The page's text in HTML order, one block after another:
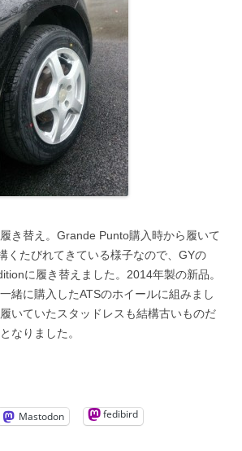
き替え。Grande Punto購入時から履いて
くたびれてきている様子なので、GYの
に履き替えました。2014年製の新品。
緒に購入したATSのホイールに組みまし
いていたスタッドレスも結構古いものだ
なりました。
Mastodon fedibird